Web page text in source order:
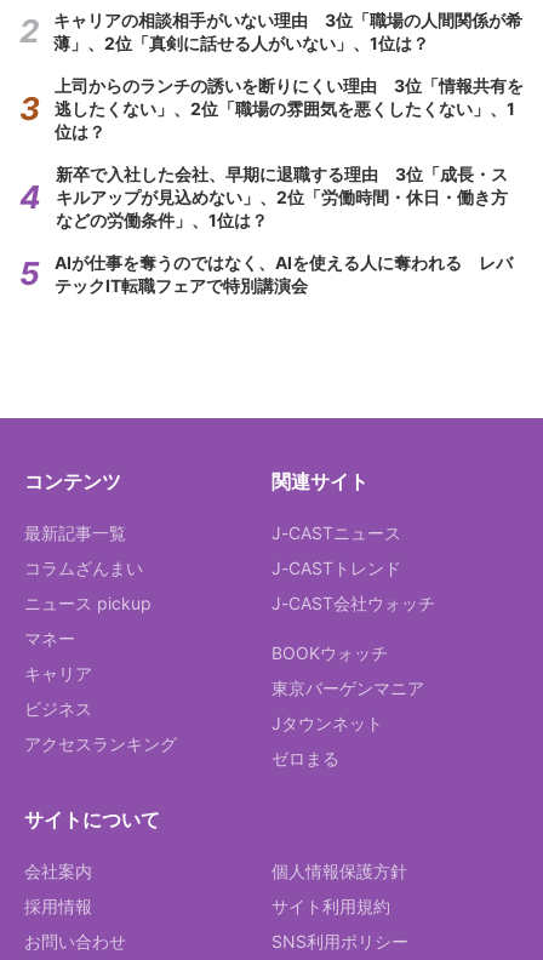
キャリアの相談相手がいない理由 3位「職場の人間関係が希
薄」、2位「真剣に話せる人がいない」、1位は？
上司からのランチの誘いを断りにくい理由 3位「情報共有を
逃したくない」、2位「職場の雰囲気を悪くしたくない」、1
位は？
新卒で入社した会社、早期に退職する理由 3位「成長・ス
キルアップが見込めない」、2位「労働時間・休日・働き方
などの労働条件」、1位は？
AIが仕事を奪うのではなく、AIを使える人に奪われる レバ
テックIT転職フェアで特別講演会
コンテンツ
最新記事一覧
コラムざんまい
ニュース pickup
マネー
キャリア
ビジネス
アクセスランキング
関連サイト
J-CASTニュース
J-CASTトレンド
J-CAST会社ウォッチ
BOOKウォッチ
東京バーゲンマニア
Jタウンネット
ゼロまる
サイトについて
会社案内
採用情報
お問い合わせ
個人情報保護方針
サイト利用規約
SNS利用ポリシー